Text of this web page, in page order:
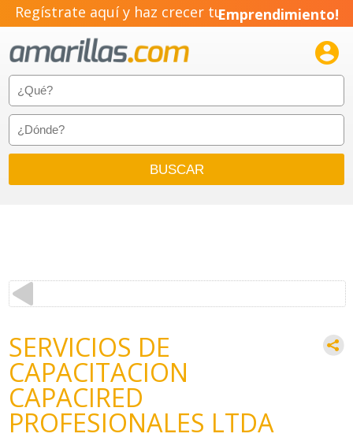
Regístrate aquí y haz crecer tuEmprendimiento!

SERVICIOS DE
CAPACITACION
CAPACIRED
PROFESIONALES LTDA